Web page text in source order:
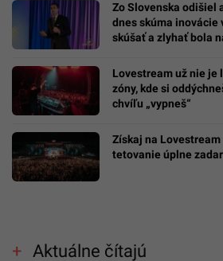
Zo Slovenska odišiel
dnes skúma inovácie
skúšať a zlyhať bola
Lovestream už nie je
zóny, kde si
chvíľu „vypneš“
Získaj na
tetovanie úplne
Aktuálne čítajú